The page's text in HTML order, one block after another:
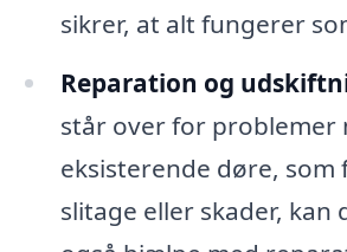
sikrer, at alt fungerer
Reparation og
står over for problemer
eksisterende døre, som
slitage eller skader, kan